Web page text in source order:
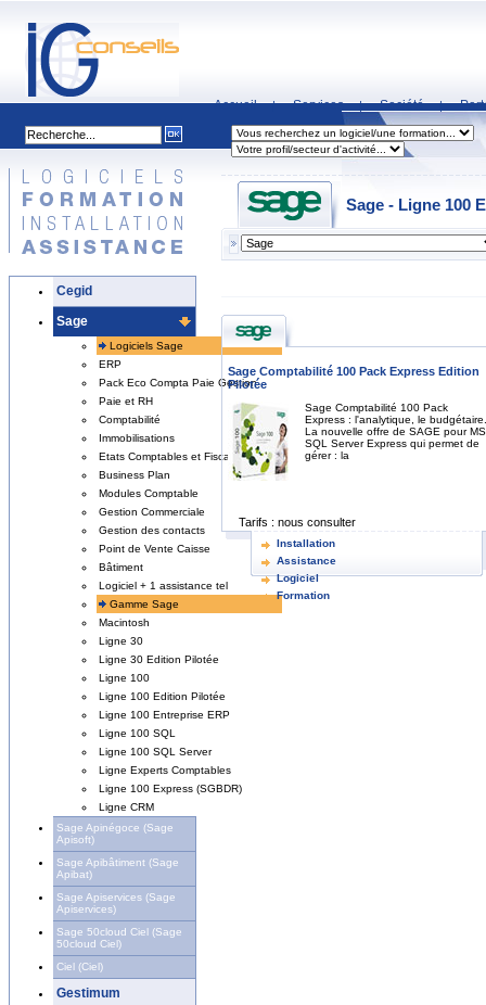
Accueil | Services | Société |
Cegid
Sage
Logiciels Sage
ERP
Pack Eco Compta Paie Gestion
Paie et RH
Comptabilité
Immobilisations
Etats Comptables et Fiscaux
Business Plan
Modules Comptable
Gestion Commerciale
Gestion des contacts
Point de Vente Caisse
Bâtiment
Logiciel + 1 assistance tel
Gamme Sage
Macintosh
Ligne 30
Ligne 30 Edition Pilotée
Ligne 100
Ligne 100 Edition Pilotée
Ligne 100 Entreprise ERP
Ligne 100 SQL
Ligne 100 SQL Server
Ligne Experts Comptables
Ligne 100 Express (SGBDR)
Ligne CRM
Sage Apinégoce (Sage
Apisoft)
Sage Apibâtiment (Sage
Apibat)
Sage Apiservices (Sage
Apiservices)
Sage 50cloud Ciel (Sage
50cloud Ciel)
Ciel (Ciel)
Gestimum
Sage - Ligne 100
Sage Comptabilité 100 Pack Express Edition
Pilotée
Sage Comptabilité 100 Pack
Express : l'analytique, le budgétaire.
La nouvelle offre de SAGE pour MS
SQL Server Express qui permet de
gérer : la
Tarifs : nous consulter
Installation
Assistance
Logiciel
Formation